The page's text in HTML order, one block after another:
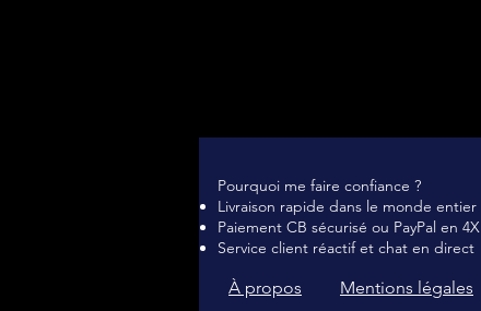
Pourquoi me faire confiance ?
Livraison rapide dans le monde entier
Paiement CB sécurisé ou PayPal en 4X
Service client réactif et chat en direct
À propos Mentions légales